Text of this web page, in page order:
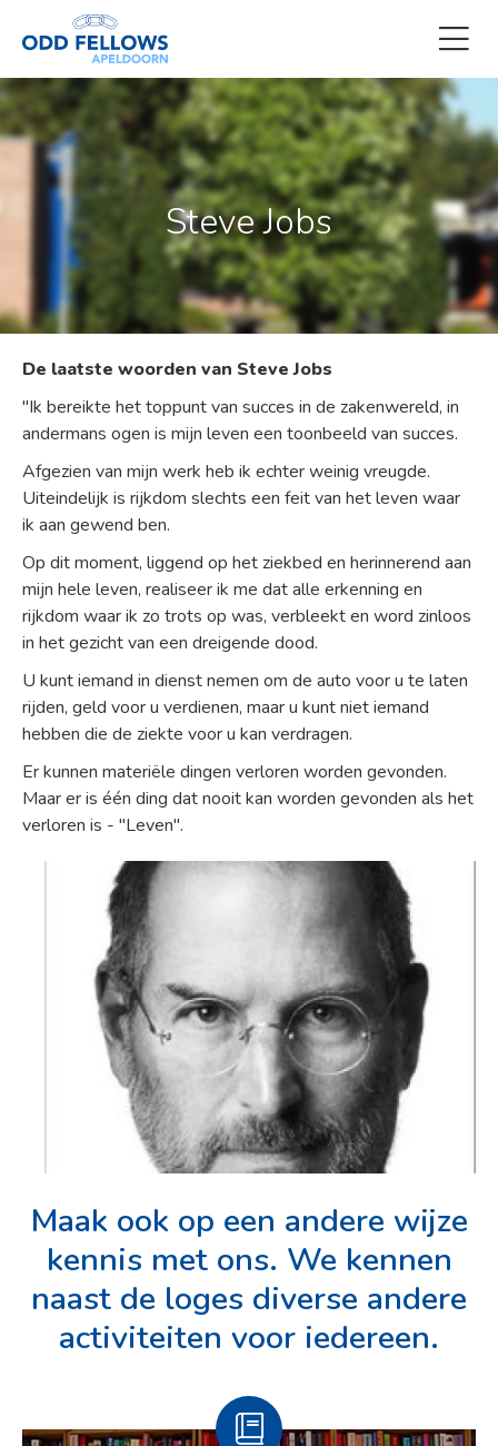
Steve Jobs
De laatste woorden van Steve Jobs
"Ik bereikte het toppunt van succes in de zakenwereld, in
andermans ogen is mijn leven een toonbeeld van succes.
Afgezien van mijn werk heb ik echter weinig vreugde.
Uiteindelijk is rijkdom slechts een feit van het leven waar
ik aan gewend ben.
Op dit moment, liggend op het ziekbed en herinnerend aan
mijn hele leven, realiseer ik me dat alle erkenning en
rijkdom waar ik zo trots op was, verbleekt en word zinloos
in het gezicht van een dreigende dood.
U kunt iemand in dienst nemen om de auto voor u te laten
rijden, geld voor u verdienen, maar u kunt niet iemand
hebben die de ziekte voor u kan verdragen.
Er kunnen materiële dingen verloren worden gevonden.
Maar er is één ding dat nooit kan worden gevonden als het
verloren is - "Leven".
Maak ook op een andere wijze
kennis met ons. We kennen
naast de loges diverse andere
activiteiten voor iedereen.